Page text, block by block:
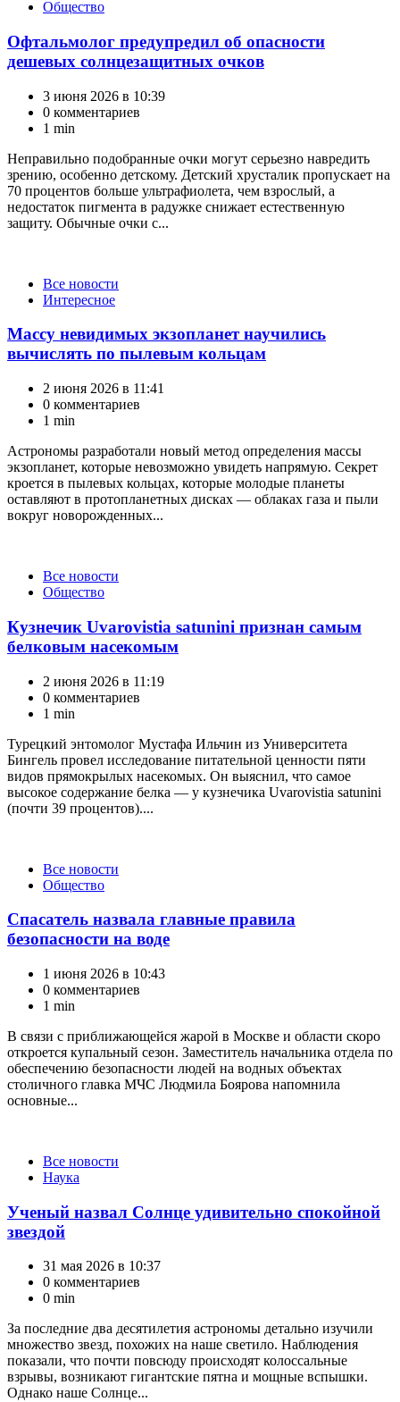
Общество
Офтальмолог предупредил об опасности
дешевых солнцезащитных очков
3 июня 2026 в 10:39
0 комментариев
1 min
Неправильно подобранные очки могут серьезно навредить
зрению, особенно детскому. Детский хрусталик пропускает на
70 процентов больше ультрафиолета, чем взрослый, а
недостаток пигмента в радужке снижает естественную
защиту. Обычные очки с...
КатегорииВсе новости
Интересное
Массу невидимых экзопланет научились
вычислять по пылевым кольцам
2 июня 2026 в 11:41
0 комментариев
1 min
Астрономы разработали новый метод определения массы
экзопланет, которые невозможно увидеть напрямую. Секрет
кроется в пылевых кольцах, которые молодые планеты
оставляют в протопланетных дисках — облаках газа и пыли
вокруг новорожденных...
КатегорииВсе новости
Общество
Кузнечик Uvarovistia satunini признан самым
белковым насекомым
2 июня 2026 в 11:19
0 комментариев
1 min
Турецкий энтомолог Мустафа Ильчин из Университета
Бингель провел исследование питательной ценности пяти
видов прямокрылых насекомых. Он выяснил, что самое
высокое содержание белка — у кузнечика Uvarovistia satunini
(почти 39 процентов)....
КатегорииВсе новости
Общество
Спасатель назвала главные правила
безопасности на воде
1 июня 2026 в 10:43
0 комментариев
1 min
В связи с приближающейся жарой в Москве и области скоро
откроется купальный сезон. Заместитель начальника отдела по
обеспечению безопасности людей на водных объектах
столичного главка МЧС Людмила Боярова напомнила
основные...
КатегорииВсе новости
Наука
Ученый назвал Солнце удивительно спокойной
звездой
31 мая 2026 в 10:37
0 комментариев
0 min
За последние два десятилетия астрономы детально изучили
множество звезд, похожих на наше светило. Наблюдения
показали, что почти повсюду происходят колоссальные
взрывы, возникают гигантские пятна и мощные вспышки.
Однако наше Солнце...